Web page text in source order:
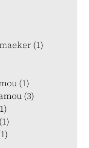
(1)
(1)
(3)